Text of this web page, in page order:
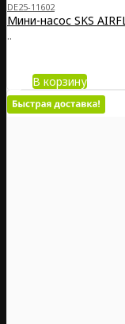
DE25-11602
Мини-насос SKS
..
В корзину